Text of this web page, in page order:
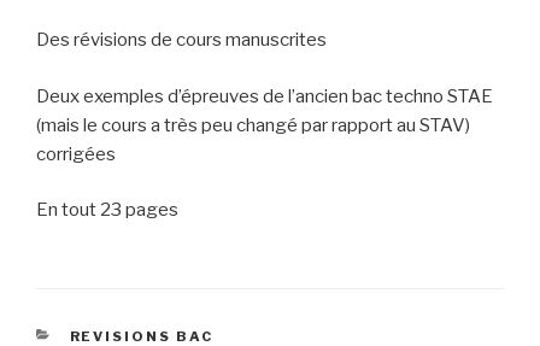
Des révisions de cours manuscrites
Deux exemples d’épreuves de l’ancien bac techno STAE
(mais le cours a très peu changé par rapport au STAV)
corrigées
En tout 23 pages
CATEGORIES
REVISIONS BAC